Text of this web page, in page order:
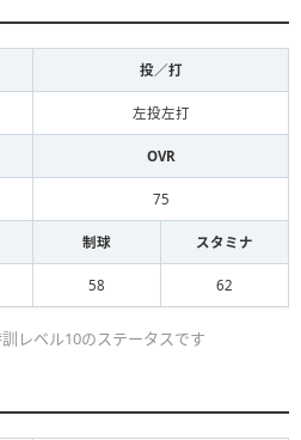
投／打
左投左打
OVR
75
制球 スタミナ
58 62
レベル10のステータスです